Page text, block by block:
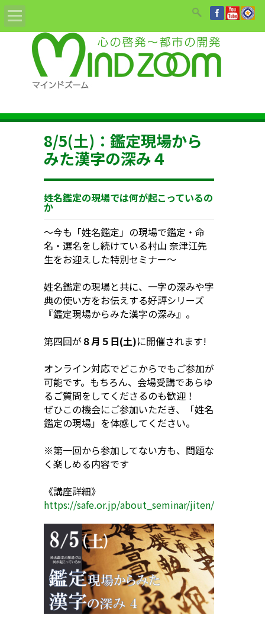
Home
ABOUT
教材/書籍/DVD
姓名鑑定依頼
セミナーのご案内
お知らせ
8/5(土)：鑑定現場から
みた漢字の深み４
姓名鑑定の現場では何が起こっているの
か
〜今も「姓名鑑定」の現場で鑑定・命
名・選名をし続けている村山 奈津江先
生をお迎えした特別セミナー〜
姓名鑑定の現場と共に、一字の深みや字
典の使い方をお伝えする好評シリーズ
『鑑定現場からみた漢字の深み』。
第四回が ８月５日(土)に開催されます!
オンライン対応でどこからでもご参加が
可能です。もちろん、会場受講であらゆ
るご質問をしてくださるのも歓迎！
ぜひこの機会にご参加いただき、「姓名
鑑定の現場」を体感してください。
※第一回から参加してない方も、問題な
く楽しめる内容です
《講座詳細》
https://safe.or.jp/about_seminar/jiten/